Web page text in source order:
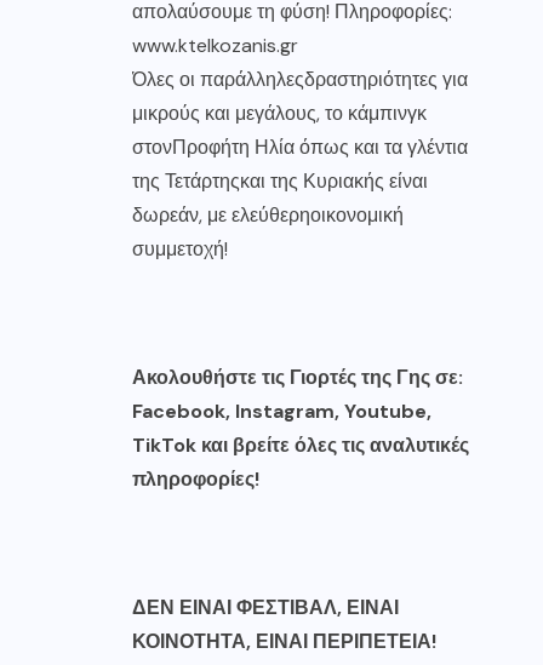
απολαύσουμε τη φύση! Πληροφορίες:
www.ktelkozanis.gr
Όλες οι παράλληλεςδραστηριότητες για
μικρούς και μεγάλους, το κάμπινγκ
στονΠροφήτη Ηλία όπως και τα γλέντια
της Τετάρτηςκαι της Κυριακής είναι
δωρεάν, με ελεύθερηοικονομική
συμμετοχή!
Ακολουθήστε τις Γιορτές της Γης σε:
Facebook, Instagram,Youtube,
TikTok και βρείτε όλες τις αναλυτικές
πληροφορίες!
ΔΕΝ ΕΙΝΑΙΦΕΣΤΙΒΑΛ, ΕΙΝΑΙ
ΚΟΙΝΟΤΗΤΑ, ΕΙΝΑΙ ΠΕΡΙΠΕΤΕΙΑ!